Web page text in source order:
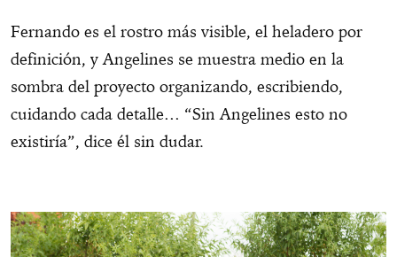
Fernando es el rostro más visible, el heladero por
definición, y Angelines se muestra medio en la
sombra del proyecto organizando, escribiendo,
cuidando cada detalle… “Sin Angelines esto no
existiría”, dice él sin dudar.